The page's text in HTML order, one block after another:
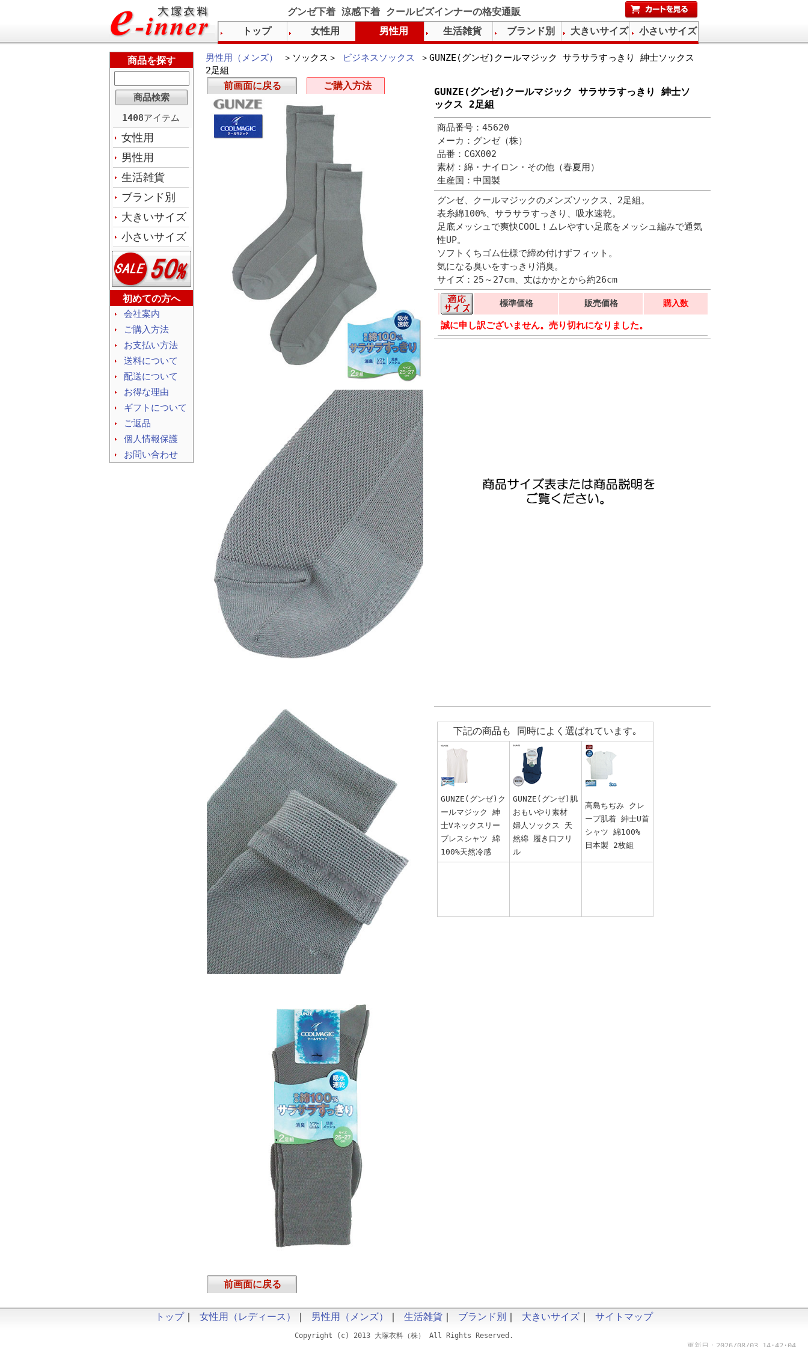
グンゼ下着 涼感下着 クールビズインナーの格安通販
男性用（メンズ） ＞ソックス＞ ビジネスソックス
＞GUNZE(グンゼ)クールマジック サラサラすっきり 紳士ソックス
2足組
GUNZE(グンゼ)クールマジック サラサラすっきり 紳士ソ
ックス 2足組
商品番号：45620
メーカ：グンゼ（株）
品番：CGX002
素材：綿・ナイロン・その他（春夏用）
生産国：中国製
グンゼ、クールマジックのメンズソックス、2足組。
表糸綿100%、サラサラすっきり、吸水速乾。
足底メッシュで爽快COOL！ムレやすい足底をメッシュ編みで通気
性UP。
ソフトくちゴム仕様で締め付けずフィット。
気になる臭いをすっきり消臭。
サイズ：25～27cm、丈はかかとから約26cm
標準価格 販売価格 購入数
誠に申し訳ございません。売り切れになりました。
下記の商品も 同時によく選ばれています｡
GUNZE(グンゼ)ク
ールマジック 紳
士Vネックスリー
ブレスシャツ 綿
100%天然冷感
GUNZE(グンゼ)肌
おもいやり素材
婦人ソックス 天
然綿 履き口フリ
ル
高島ちぢみ クレ
ープ肌着 紳士U首
シャツ 綿100%
日本製 2枚組
前画面に戻る ご購入方法
前画面に戻る
商品を探す
1408アイテム
女性用
男性用
生活雑貨
ブランド別
大きいサイズ
小さいサイズ
初めての方へ
会社案内
ご購入方法
お支払い方法
送料について
配送について
お得な理由
ギフトについて
ご返品
個人情報保護
お問い合わせ
トップ 女性用 男性用 生活雑貨 ブランド別 大きいサイズ 小さいサイズ
トップ｜ 女性用（レディース） ｜ 男性用（メンズ） ｜ 生活雑貨 ｜ ブランド別 ｜ 大きいサイズ ｜ サイトマップ
Copyright (c) 2013 大塚衣料（株） All Rights Reserved.